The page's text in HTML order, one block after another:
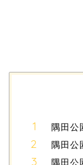
隅田公
隅田公
隅田公